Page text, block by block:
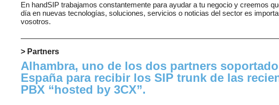
En handSIP trabajamos constantemente para ayudar a tu negocio y creemos
día en nuevas tecnologías, soluciones, servicios o noticias del sector es
vosotros.
> Partners
Alhambra, uno de los dos partners
España para recibir los SIP trunk de las
PBX “hosted by 3CX”.